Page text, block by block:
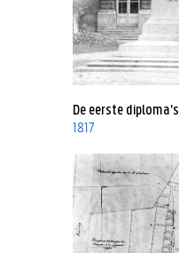
De eerste diploma's
1817